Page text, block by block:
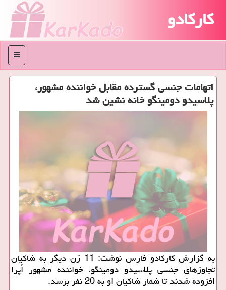
کارکادو
منو
اتهامات جنسی گسترده مقابل خواننده مشهور،
پلاسیدو دومینگو خانه نشین شد
به گزارش كاركادو فارس نوشت: 11 زن دیگر به شاكیان
تجاوزهای جنسی پلاسیدو دومینگو، خواننده مشهور اُپرا
افزوده شدند تا شمار شاكیان او به 20 نفر برسد.